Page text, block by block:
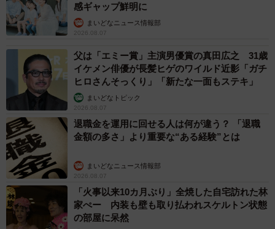
感ギャップ鮮明に
まいどなニュース情報部
2026.08.07
父は「エミー賞」主演男優賞の真田広之 31歳
イケメン俳優が長髪ヒゲのワイルド近影「ガチ
ヒロさんそっくり」「新たな一面もステキ」
まいどなトピック
2026.08.07
退職金を運用に回せる人は何が違う？ 「退職
金額の多さ」より重要な“ある経験”とは
まいどなニュース情報部
2026.08.07
「火事以来10カ月ぶり」全焼した自宅訪れた林
家ぺー 内装も壁も取り払われスケルトン状態
の部屋に呆然